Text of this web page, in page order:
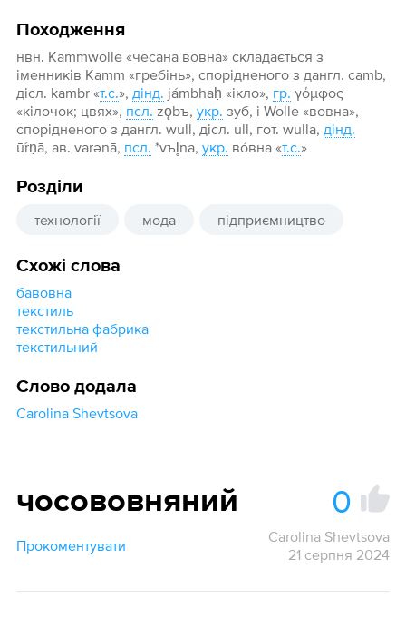
Походження
нвн. Kammwolle «чесана вовна» складається з
іменників Kamm «гребінь», спорідненого з дангл. camb,
дісл. kambr «т.с.», дінд. jámbhaḥ «ікло», гр. γόμφος
«кілочок; цвях», псл. zǫbъ, укр. зуб, і Wolle «вовна»,
спорідненого з дангл. wull, дісл. ull, гот. wulla, дінд.
ū́rṇā, ав. varənā, псл. *vъl̥na, укр. во́вна «т.с.»
Розділи
технології мода підприємництво
Схожі слова
бавовна
текстиль
текстильна фабрика
текстильний
Слово додала
Carolina Shevtsova
чосововняний 0
Прокоментувати
Carolina Shevtsova
21 серпня 2024